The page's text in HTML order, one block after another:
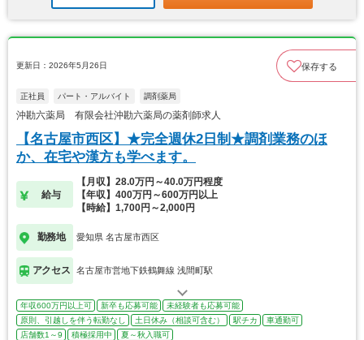
更新日：2026年5月26日 保存する
正社員 パート・アルバイト 調剤薬局
沖勘六薬局 有限会社沖勘六薬局の薬剤師求人
【名古屋市西区】★完全週休2日制★調剤業務のほ
か、在宅や漢方も学べます。
給与
【月収】28.0万円～40.0万円程度
【年収】400万円～600万円以上
【時給】1,700円～2,000円
勤務地 愛知県 名古屋市西区
アクセス 名古屋市営地下鉄鶴舞線 浅間町駅
年収600万円以上可 新卒も応募可能
未経験者も応募可能
原則、引越しを伴う転勤なし
土日休み（相談可含む） 駅チカ
車通勤可
店舗数1～9
積極採用中 夏～秋入職可